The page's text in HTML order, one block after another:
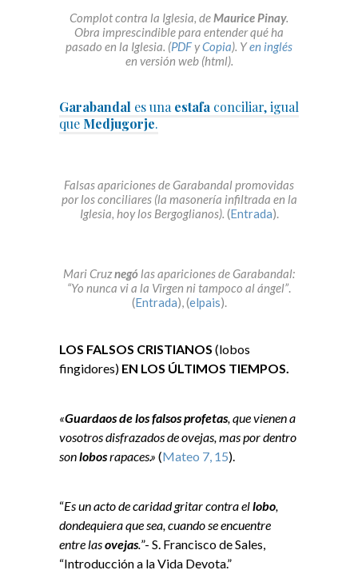
Complot contra la Iglesia, deMaurice Pinay.
Obra imprescindible para entender qué ha
pasado en la Iglesia. (PDFyCopia). Yen inglés
en versión web (html).
Garabandal es una estafa conciliar, igual
que Medjugorje.
Falsas apariciones de Garabandal promovidas
por los conciliares (la masonería infiltrada en la
Iglesia, hoy los Bergoglianos). (Entrada).
Mari Cruznegó las apariciones de Garabandal:
“Yo nunca vi a la Virgen ni tampoco al ángel”.
(Entrada), (elpais).
LOS FALSOS CRISTIANOS (lobos
fingidores) EN LOS ÚLTIMOS TIEMPOS.
«Guardaos de los falsos profetas, que vienen a
vosotros disfrazados de ovejas, mas por dentro
sonlobosrapaces.» (Mateo 7, 15).
“Es un acto de caridad gritar contra ellobo,
dondequiera que sea, cuando se encuentre
entre lasovejas.”- S. Francisco de Sales,
“Introducción a la Vida Devota.”